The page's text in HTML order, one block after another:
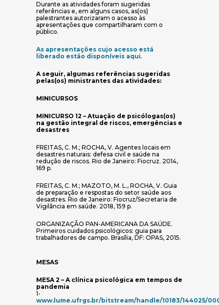
Durante as atividades foram sugeridas
referências e, em alguns casos, as(os)
palestrantes autorizaram o acesso às
apresentações que compartilharam com o
público.
As apresentações cujo acesso está
liberado estão disponíveis aqui(abre em nova janela)
.
A seguir, algumas referências sugeridas
pelas(os) ministrantes das atividades:
MINICURSOS
MINICURSO 12 – Atuação de psicólogas(os)
na gestão integral de riscos, emergências e
desastres
FREITAS, C. M.; ROCHA, V. Agentes locais em
desastres naturais: defesa civil e saúde na
redução de riscos. Rio de Janeiro: Fiocruz. 2014,
169 p.
FREITAS, C. M.; MAZOTO, M. L., ROCHA, V. Guia
de preparação e respostas do setor saúde aos
desastres. Rio de Janeiro: Fiocruz/Secretaria de
Vigilância em saúde. 2018, 159 p.
ORGANIZAÇÃO PAN-AMERICANA DA SAÚDE.
Primeiros cuidados psicológicos: guia para
trabalhadores de campo. Brasília, DF: OPAS, 2015.
MESAS
MESA 2 – A clínica psicológica em tempos de
pandemia
1-
www.lume.ufrgs.br/bitstream/handle/10183/144025/